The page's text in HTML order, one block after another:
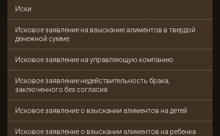
Иски
Исковое заявление на взыскание алиментов в твердой
денежной сумме
Исковое заявление на управляющую компанию
Исковое заявление недействительность брака,
заключенного без согласия
Исковое заявление о взыскании алиментов на детей
Исковое заявление о взыскании алиментов на ребенка